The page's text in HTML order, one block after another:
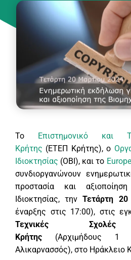
Το
Επιστημονικό και
Κρήτης (ETEΠ Kρήτης), ο
Ιδιοκτησίας (OBI), και το
συνδιοργανώνουν
προστασία και
Ιδιοκτησίας, τηνΤετάρτη
έναρξης στις 17:00), στις
Τεχνικές Σχολές
Κρήτης (Αρχιμήδους
Αλικαρνασσός), στο Ηράκλειο